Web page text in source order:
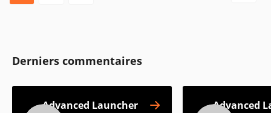
Derniers commentaires
Advanced Launcher Advanced